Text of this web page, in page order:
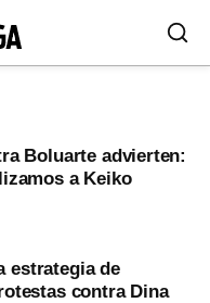
Boluarte advierten:
a Keiko
estrategia de
contra Dina